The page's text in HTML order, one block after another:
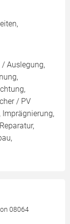
Auslegung,
/ PV
Imprägnierung,
08064